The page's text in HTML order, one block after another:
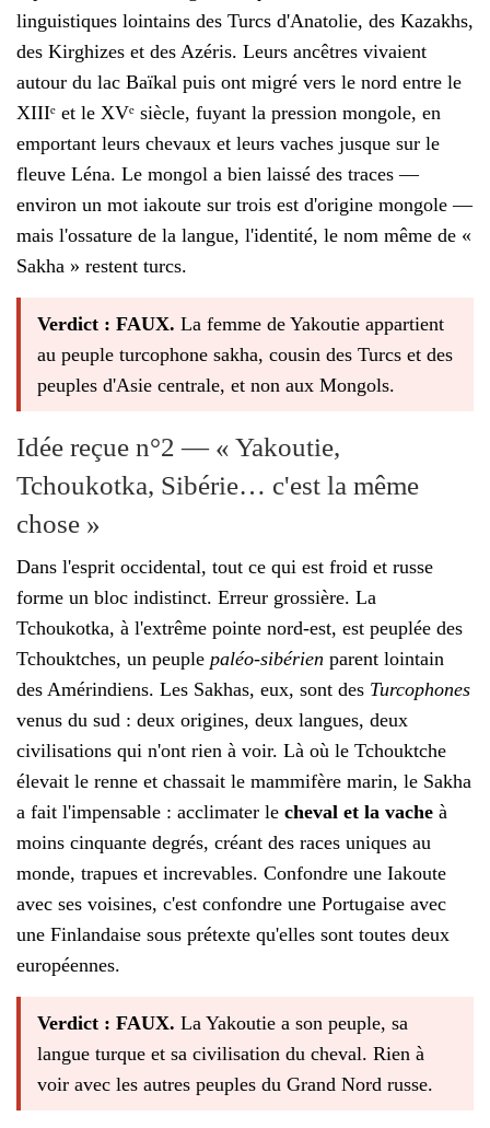
linguistiques lointains des Turcs d'Anatolie, des Kazakhs,
des Kirghizes et des Azéris. Leurs ancêtres vivaient
autour du lac Baïkal puis ont migré vers le nord entre le
XIIIᵉ et le XVᵉ siècle, fuyant la pression mongole, en
emportant leurs chevaux et leurs vaches jusque sur le
fleuve Léna. Le mongol a bien laissé des traces —
environ un mot iakoute sur trois est d'origine mongole —
mais l'ossature de la langue, l'identité, le nom même de «
Sakha » restent turcs.
Verdict : FAUX. La femme de Yakoutie appartient
au peuple turcophone sakha, cousin des Turcs et des
peuples d'Asie centrale, et non aux Mongols.
Idée reçue n°2 — « Yakoutie,
Tchoukotka, Sibérie… c'est la même
chose »
Dans l'esprit occidental, tout ce qui est froid et russe
forme un bloc indistinct. Erreur grossière. La
Tchoukotka, à l'extrême pointe nord-est, est peuplée des
Tchouktches, un peuple paléo-sibérien parent lointain
des Amérindiens. Les Sakhas, eux, sont des Turcophones
venus du sud : deux origines, deux langues, deux
civilisations qui n'ont rien à voir. Là où le Tchouktche
élevait le renne et chassait le mammifère marin, le Sakha
a fait l'impensable : acclimater le cheval et la vache à
moins cinquante degrés, créant des races uniques au
monde, trapues et increvables. Confondre une Iakoute
avec ses voisines, c'est confondre une Portugaise avec
une Finlandaise sous prétexte qu'elles sont toutes deux
européennes.
Verdict : FAUX. La Yakoutie a son peuple, sa
langue turque et sa civilisation du cheval. Rien à
voir avec les autres peuples du Grand Nord russe.